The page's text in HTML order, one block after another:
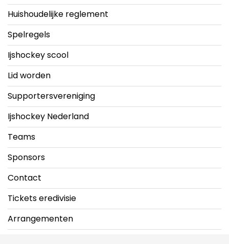
Huishoudelijke reglement
Spelregels
Ijshockey scool
Lid worden
Supportersvereniging
Ijshockey Nederland
Teams
Sponsors
Contact
Tickets eredivisie
Arrangementen